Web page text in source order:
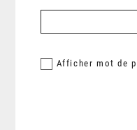
Afficher mot de